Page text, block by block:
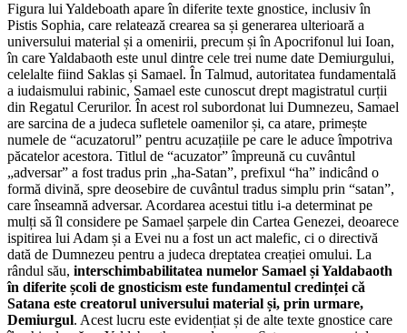
Figura lui Yaldeboath apare în diferite texte gnostice, inclusiv în
Pistis Sophia, care relatează crearea sa și generarea ulterioară a
universului material și a omenirii, precum și în Apocrifonul lui Ioan,
în care Yaldabaoth este unul dintre cele trei nume date Demiurgului,
celelalte fiind Saklas și Samael. În Talmud, autoritatea fundamentală
a iudaismului rabinic, Samael este cunoscut drept magistratul curții
din Regatul Cerurilor. În acest rol subordonat lui Dumnezeu, Samael
are sarcina de a judeca sufletele oamenilor și, ca atare, primește
numele de “acuzatorul” pentru acuzațiile pe care le aduce împotriva
păcatelor acestora. Titlul de “acuzator” împreună cu cuvântul
„adversar” a fost tradus prin „ha-Satan”, prefixul “ha” indicând o
formă divină, spre deosebire de cuvântul tradus simplu prin “satan”,
care înseamnă adversar. Acordarea acestui titlu i-a determinat pe
mulți să îl considere pe Samael șarpele din Cartea Genezei, deoarece
ispitirea lui Adam și a Evei nu a fost un act malefic, ci o directivă
dată de Dumnezeu pentru a judeca dreptatea creației omului. La
rândul său, interschimbabilitatea numelor Samael și Yaldabaoth
în diferite școli de gnosticism este fundamentul credinței că
Satana este creatorul universului material și, prin urmare,
Demiurgul. Acest lucru este evidențiat și de alte texte gnostice care